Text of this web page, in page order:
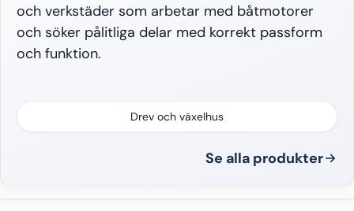
och verkstäder som arbetar med båtmotorer
och söker pålitliga delar med korrekt passform
och funktion.
Drev och växelhus
Se alla produkter